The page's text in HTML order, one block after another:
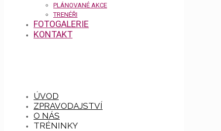
PLÁNOVANÉ AKCE
TRENÉŘI
FOTOGALERIE
KONTAKT
ÚVOD
ZPRAVODAJSTVÍ
O NÁS
TRÉNINKY